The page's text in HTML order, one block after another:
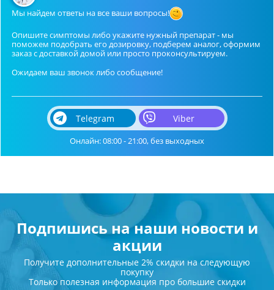
Мы найдем ответы на все ваши вопросы!
Опишите симптомы либо укажите нужный препарат - мы
поможем подобрать его дозировку, подберем аналог, оформим
заказ с доставкой домой или просто проконсультируем.
Ожидаем ваш звонок либо сообщение!
Telegram Viber
Онлайн: 08:00 - 21:00, без выходных
Подпишись на наши новости и
акции
Получите дополнительные 2% скидки на следующую
покупку
Только полезная информация про большие скидки